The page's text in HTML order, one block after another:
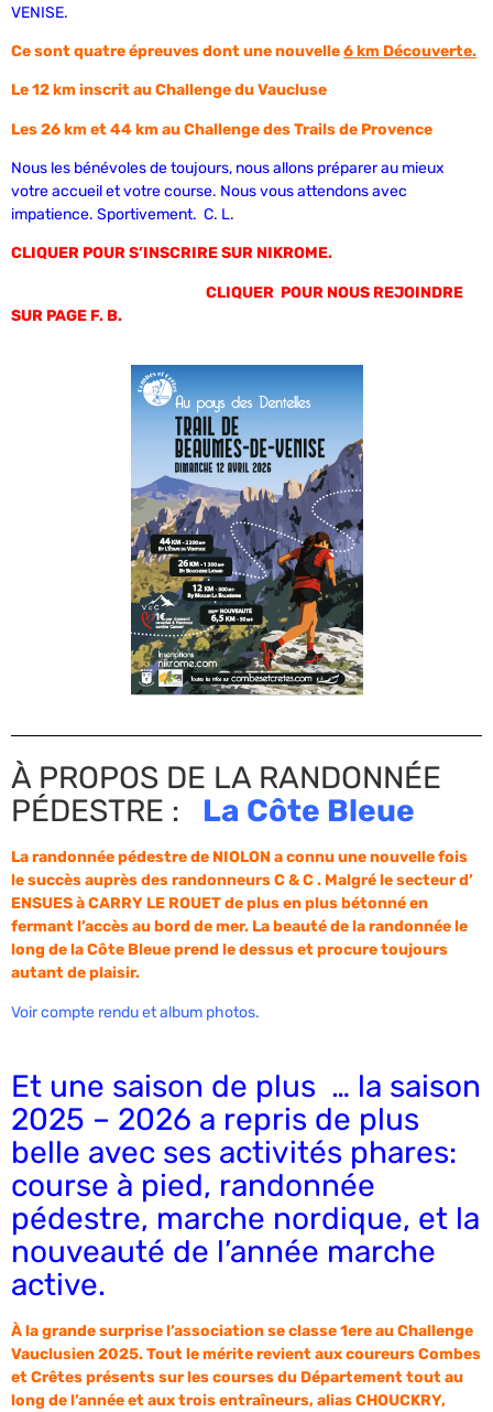
VENISE.
Ce sont quatre épreuves dont une nouvelle6 km Découverte.
Le 12 km inscrit au Challenge du Vaucluse
Les 26 km et 44 km au Challenge des Trails de Provence
Nous les bénévoles de toujours, nous allons préparer au mieux
votre accueil et votre course. Nous vous attendons avec
impatience. Sportivement. C. L.
CLIQUER POUR S’INSCRIRE SUR NIKROME.
CLIQUER POUR NOUS REJOINDRE
SUR PAGE F. B.
À PROPOS DE LA RANDONNÉE
PÉDESTRE : La Côte Bleue
La randonnée pédestre de NIOLON a connu une nouvelle fois
le succès auprès des randonneurs C & C . Malgré le secteur d’
ENSUES à CARRY LE ROUET de plus en plus bétonné en
fermant l’accès au bord de mer. La beauté de la randonnée le
long de la Côte Bleue prend le dessus et procure toujours
autant de plaisir.
Voir compte rendu et album photos.
Et une saison de plus … la saison
2025 – 2026 a repris de plus
belle avec ses activités phares:
course à pied, randonnée
pédestre, marche nordique, et la
nouveauté de l’année marche
active.
À la grande surprise l’association se classe 1ere au Challenge
Vauclusien 2025. Tout le mérite revient aux coureurs Combes
et Crêtes présents sur les courses du Département tout au
long de l’année et aux trois entraîneurs, alias CHOUCKRY,